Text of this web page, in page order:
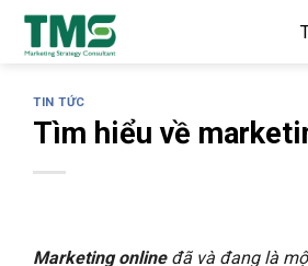
Skip
TIN TỨC
Tìm hiểu về
Marketing onlineđã và đang là